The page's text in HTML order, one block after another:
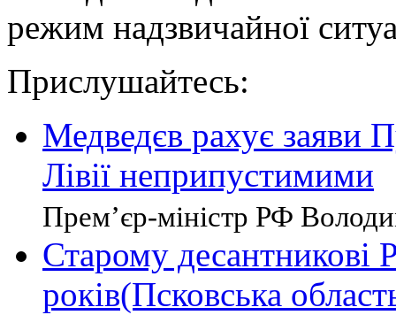
режим надзвичайної
Прислушайтесь:
Медведєв рахує заяви
Лівії неприпустимими
Прем’єр-міністр РФ
Старому десантникові
років(Псковська